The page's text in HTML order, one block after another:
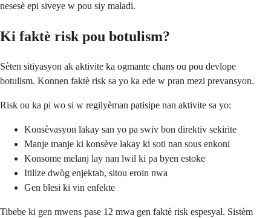
nesesè epi siveye w pou siy maladi.
Ki faktè risk pou botulism?
Sèten sitiyasyon ak aktivite ka ogmante chans ou pou devlope
botulism. Konnen faktè risk sa yo ka ede w pran mezi prevansyon.
Risk ou ka pi wo si w regilyèman patisipe nan aktivite sa yo:
Konsèvasyon lakay san yo pa swiv bon direktiv sekirite
Manje manje ki konsève lakay ki soti nan sous enkoni
Konsome melanj lay nan lwil ki pa byen estoke
Itilize dwòg enjektab, sitou eroin nwa
Gen blesi ki vin enfekte
Tibebe ki gen mwens pase 12 mwa gen faktè risk espesyal. Sistèm